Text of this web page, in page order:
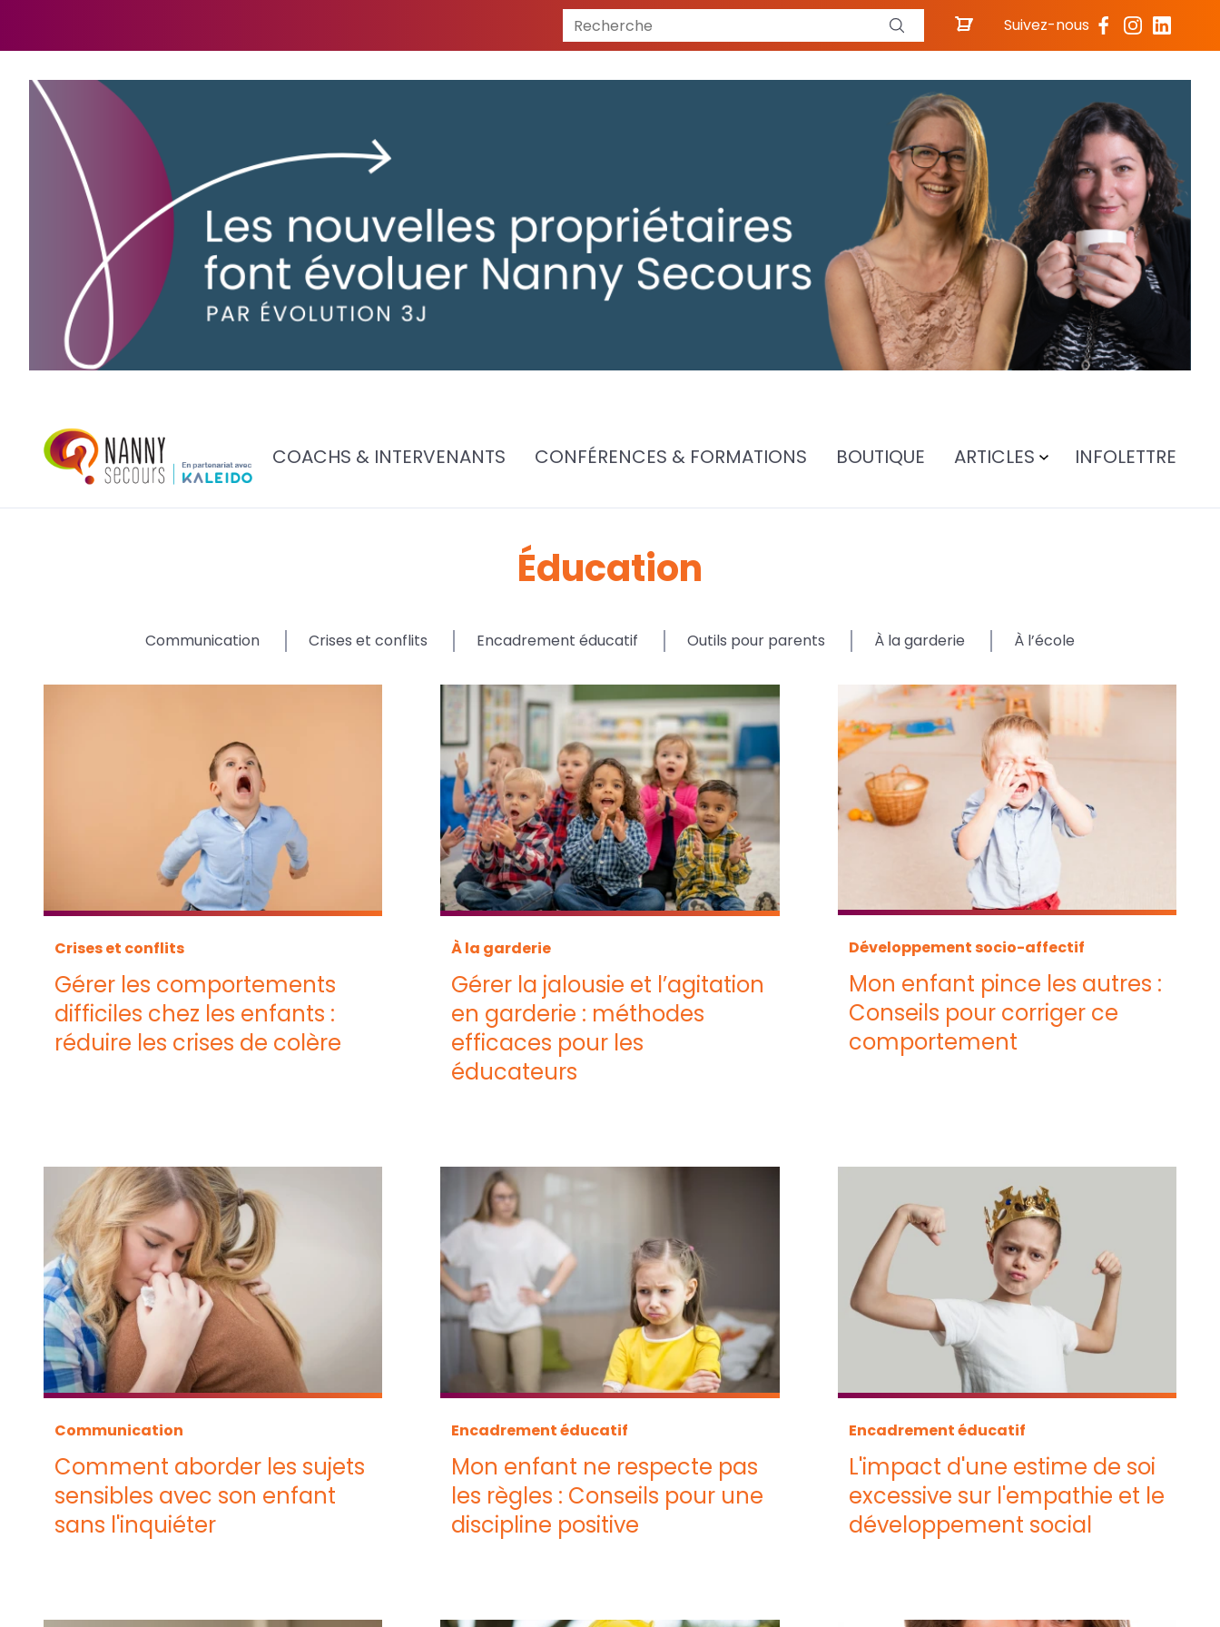
Recherche Suivez-nous
COACHS & INTERVENANTS CONFÉRENCES & FORMATIONS BOUTIQUE ARTICLES INFOLETTRE
Éducation
Communication Crises et conflits Encadrement éducatif Outils pour parents À la garderie À l’école
Crises et conflits
Gérer les comportements
difficiles chez les enfants :
réduire les crises de colère
À la garderie
Gérer la jalousie et l’agitation
en garderie : méthodes
efficaces pour les
éducateurs
Développement socio-affectif
Mon enfant pince les autres :
Conseils pour corriger ce
comportement
Communication
Comment aborder les sujets
sensibles avec son enfant
sans l'inquiéter
Encadrement éducatif
Mon enfant ne respecte pas
les règles : Conseils pour une
discipline positive
Encadrement éducatif
L'impact d'une estime de soi
excessive sur l'empathie et le
développement social